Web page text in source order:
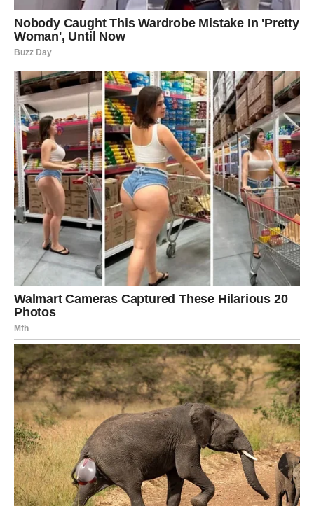
1. Ne sjedite bez prekida
Dugotrajno sjedenje dovodi do
izazvati niz problema — od loše cirkulacije do ozbiljnijih
zdravstvenih stanja. Preporučuje se pauza svakih45 minuta,
makar u trajanju od nekoliko minuta.
2. Obratite pažnju na držanje
Iako je povremeno dozvoljeno osloniti se na naslon stolice,
leđa bi većinu vremena trebalo da buduuspravna, a kičma u
prirodnom položaju.
3. Pravilan položaj ruku
Prilikom rada za računarom,laktovi treba da budu oslonjeni
ruke i napravite kružne pokrete šakama.